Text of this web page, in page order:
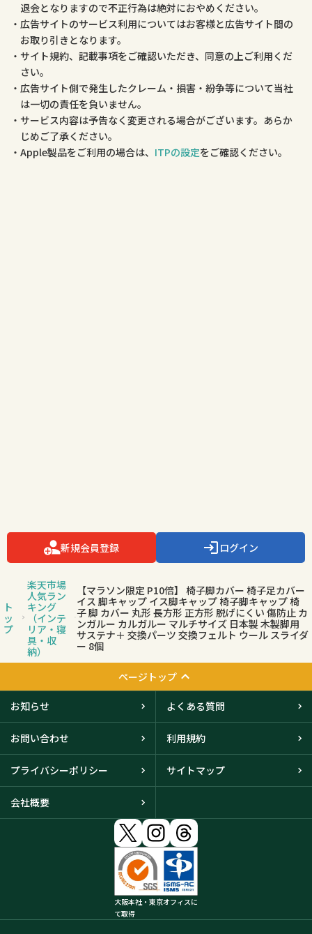
退会となりますので不正行為は絶対におやめください。
広告サイトのサービス利用についてはお客様と広告サイト間の
お取り引きとなります。
サイト規約、記載事項をご確認いただき、同意の上ご利用くだ
さい。
広告サイト側で発生したクレーム・損害・紛争等について当社
は一切の責任を負いません。
サービス内容は予告なく変更される場合がございます。あらか
じめご了承ください。
Apple製品をご利用の場合は、 ITPの設定をご確認ください。
新規会員登録 ログイン
ト
ッ
プ
楽天市場
人気ラン
キング
（インテ
リア・寝
具・収
納）
【マラソン限定 P10倍】 椅子脚カバー 椅子足カバー
イス 脚キャップ イス脚キャップ 椅子脚キャップ 椅
子 脚 カバー 丸形 長方形 正方形 脱げにくい 傷防止 カ
ンガルー カルガルー マルチサイズ 日本製 木製脚用
サステナ＋ 交換パーツ 交換フェルト ウール スライダ
ー 8個
ページトップ
お知らせ よくある質問
お問い合わせ 利用規約
プライバシーポリシー サイトマップ
会社概要
大阪本社・東京オフィスに
て取得